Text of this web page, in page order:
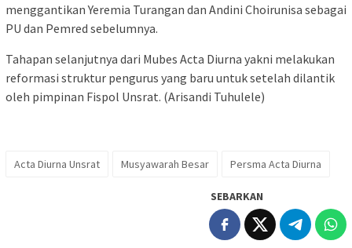
menggantikan Yeremia Turangan dan Andini Choirunisa sebagai
PU dan Pemred sebelumnya.
Tahapan selanjutnya dari Mubes Acta Diurna yakni melakukan
reformasi struktur pengurus yang baru untuk setelah dilantik
oleh pimpinan Fispol Unsrat. (Arisandi Tuhulele)
Acta Diurna Unsrat Musyawarah Besar Persma Acta Diurna
SEBARKAN